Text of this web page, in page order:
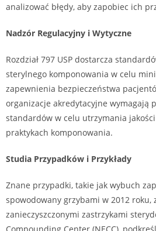
analizować błędy, aby zapobiec ich
Nadzór Regulacyjny i Wytyczne
Rozdział 797 USP dostarcza
sterylnego komponowania w celu
zapewnienia bezpieczeństwa
organizacje akredytacyjne wymagają
standardów w celu utrzymania
praktykach komponowania.
Studia Przypadków i Przykłady
Znane przypadki, takie jak wybuch
spowodowany grzybami w 2012 roku,
zanieczyszczonymi zastrzykami